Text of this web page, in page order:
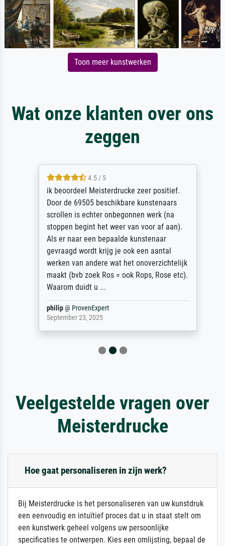
Toon meer kunstwerken
Wat onze klanten over ons
zeggen
4.5 / 5
ik beoordeel Meisterdrucke zeer positief.
Door de 69505 beschikbare kunstenaars
scrollen is echter onbegonnen werk (na
stoppen begint het weer van voor af aan).
Als er naar een bepaalde kunstenaar
gevraagd wordt krijg je ook een aantal
werken van andere wat het onoverzichtelijk
maakt (bvb zoek Ros = ook Rops, Rose etc).
Waarom duidt u ...
philip@ProvenExpert
September 23, 2025
Veelgestelde vragen over
Meisterdrucke
Hoe gaat personaliseren in zijn werk?
Bij Meisterdrucke is het personaliseren van uw kunstdruk
een eenvoudig en intuïtief proces dat u in staat stelt om
een kunstwerk geheel volgens uw persoonlijke
specificaties te ontwerpen. Kies een omlijsting, bepaal de